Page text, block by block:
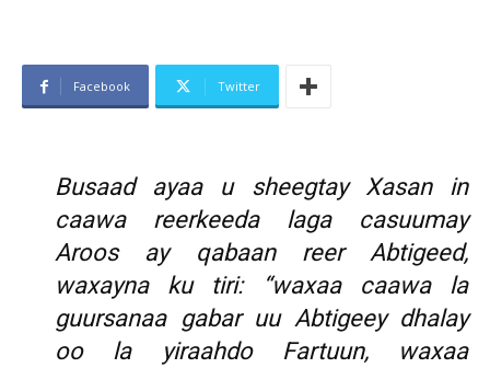
Facebook Twitter
Busaad ayaa u sheegtay Xasan in
caawa reerkeeda laga casuumay
Aroos ay qabaan reer Abtigeed,
waxayna ku tiri: “waxaa caawa la
guursanaa gabar uu Abtigeey dhalay
oo la yiraahdo Fartuun, waxaa